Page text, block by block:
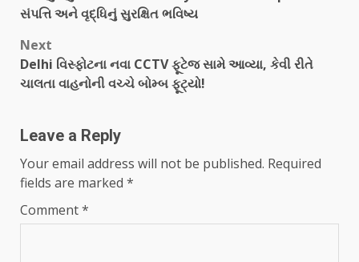
સંપત્તિ અને વૃદ્ધિનું સુરક્ષિત ભવિષ્ય
Next
Delhi વિસ્ફોટના નવા CCTV ફૂટેજ સામે આવ્યા, કેવી રીતે
ચાલતા વાહનોની વચ્ચે બોમ્બ ફૂટ્યો!
Leave a Reply
Your email address will not be published. Required
fields are marked *
Comment*